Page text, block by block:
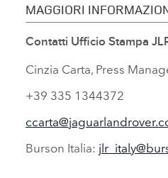
MAGGIORI
Contatti Ufficio Stampa
Cinzia Carta, Press
+39 335 1344372
Burson Italia: